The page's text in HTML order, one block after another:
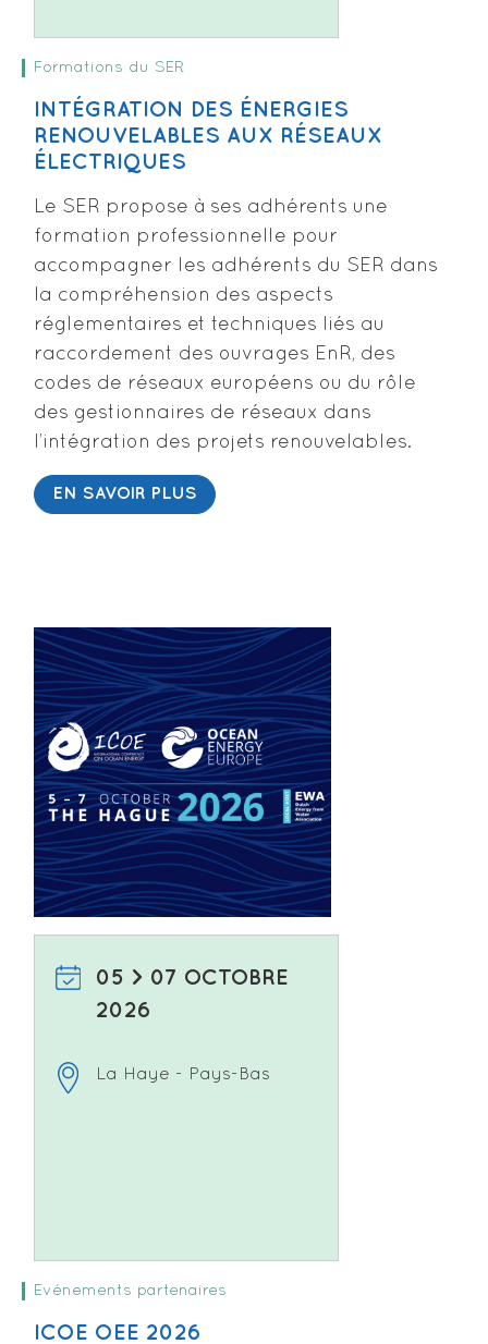
Formations du SER
INTÉGRATION DES ÉNERGIES
RENOUVELABLES AUX RÉSEAUX
ÉLECTRIQUES
Le SER propose à ses adhérents une
formation professionnelle pour
accompagner les adhérents du SER dans
la compréhension des aspects
réglementaires et techniques liés au
raccordement des ouvrages EnR, des
codes de réseaux européens ou du rôle
des gestionnaires de réseaux dans
l’intégration des projets renouvelables.
EN SAVOIR PLUS
05 > 07 OCTOBRE
2026
La Haye - Pays-Bas
Evénements partenaires
ICOE OEE 2026